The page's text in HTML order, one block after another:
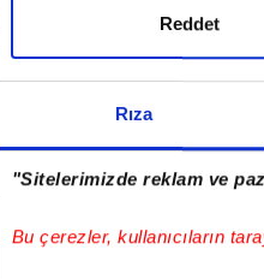
Rıza
"Sitelerimizde reklam ve
Bu çerezler, kullanıcıların
Reddet